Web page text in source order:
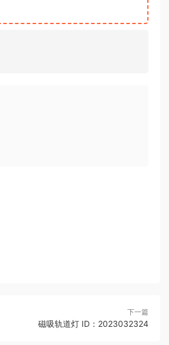
下一篇
磁吸轨道灯 ID：2023032324